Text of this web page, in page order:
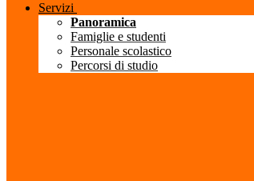
Servizi
Panoramica
Famiglie e studenti
Personale scolastico
Percorsi di studio